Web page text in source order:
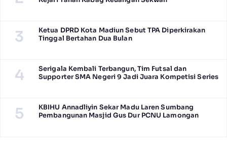
3
Ketua DPRD Kota Madiun Sebut TPA Diperkirakan
Tinggal Bertahan Dua Bulan
4
Serigala Kembali Terbangun, Tim Futsal dan
Supporter SMA Negeri 9 Jadi Juara Kompetisi Series
5
KBIHU Annadliyin Sekar Madu Laren Sumbang
Pembangunan Masjid Gus Dur PCNU Lamongan